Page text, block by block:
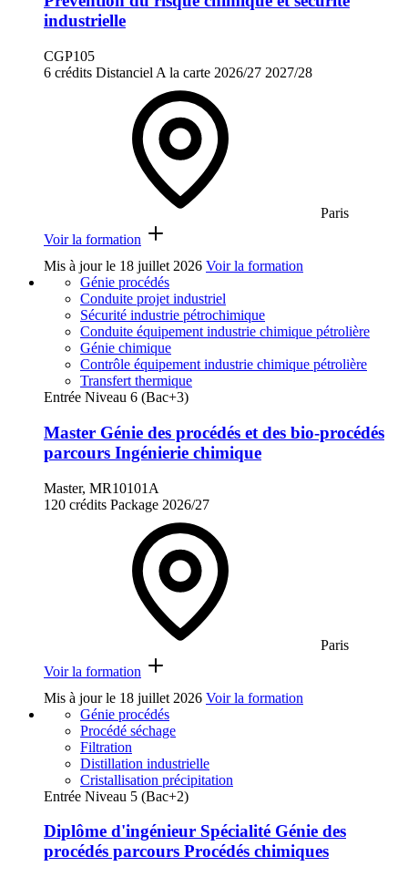
industrielle
CGP105
6 crédits Distanciel A la carte 2026/27 2027/28
Paris
Voir la formation
Mis à jour le 18 juillet 2026 Voir la formation
Génie procédés
Conduite projet industriel
Sécurité industrie pétrochimique
Conduite équipement industrie chimique pétrolière
Génie chimique
Contrôle équipement industrie chimique pétrolière
Transfert thermique
Entrée Niveau 6 (Bac+3)
Master Génie des procédés et des bio-procédés
parcours Ingénierie chimique
Master, MR10101A
120 crédits Package 2026/27
Paris
Voir la formation
Mis à jour le 18 juillet 2026 Voir la formation
Génie procédés
Procédé séchage
Filtration
Distillation industrielle
Cristallisation précipitation
Entrée Niveau 5 (Bac+2)
Diplôme d'ingénieur Spécialité Génie des
procédés parcours Procédés chimiques